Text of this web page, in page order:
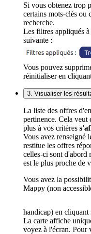
Si vous obtenez trop
certains mots-clés ou
recherche.
Les filtres appliqués
suivante :
Vous pouvez
réinitialiser en
3. Visualiser les
La liste des offres
pertinence. Cela veut
plus à vos critères
Vous avez renseigné
restitue les offres
celles-ci sont d'abord
est le plus proche de
Vous avez la
Mappy (non
handicap) en cliquant
La carte affiche
voyez à l'écran. Pour